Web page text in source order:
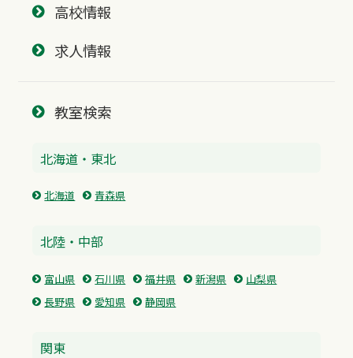
高校情報
求人情報
教室検索
北海道・東北
北海道 青森県
北陸・中部
富山県 石川県 福井県 新潟県
山梨県
長野県
愛知県 静岡県
関東